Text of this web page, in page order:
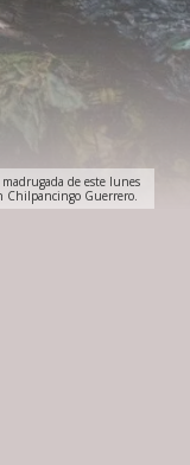
de este lunes
Chilpancingo Guerrero.